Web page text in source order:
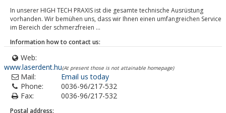
In unserer HIGH TECH PRAXIS ist die gesamte technische Ausrüstung
vorhanden. Wir bemühen uns, dass wir Ihnen einen umfangreichen Service
im Bereich der schmerzfreien ...
Information how to contact us:
Web:
www.laserdent.hu(At present those is not attainable homepage)
Mail:
Email us today
Phone:
0036-96/217-532
Fax:
0036-96/217-532
Postal address: